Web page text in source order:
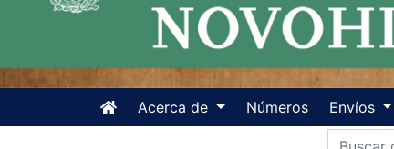
Acerca de Números Envíos